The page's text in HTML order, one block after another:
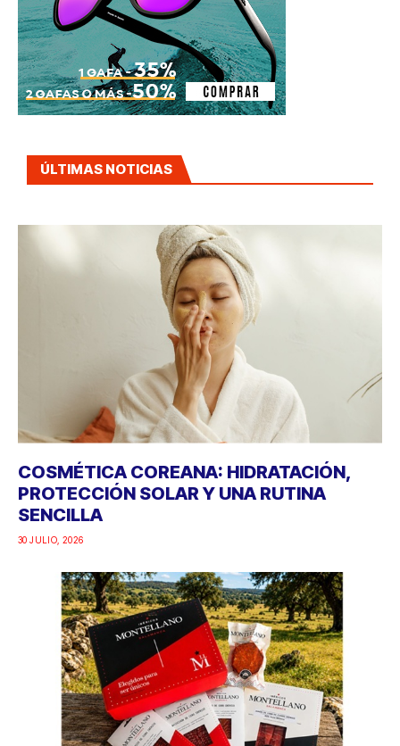
ÚLTIMAS NOTICIAS
COSMÉTICA COREANA: HIDRATACIÓN,
PROTECCIÓN SOLAR Y UNA RUTINA
SENCILLA
30 JULIO, 2026